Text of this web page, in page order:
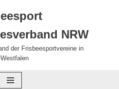
NRW
der Frisbeesportvereine in
Westfalen